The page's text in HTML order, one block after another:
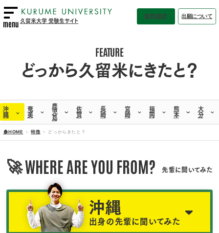
menu 久留米大学 受験生サイト
資料請求 出願について
FEATURE
どっから久留米にきたと？
沖
縄
奄
美
鹿
児
島
佐
賀
長
崎
宮
崎
福
岡
熊
本
大
分
🏠HOME 特徴 どっからきたと？
🚀WHERE ARE YOU FROM? 先輩に聞いてみた
沖縄
出身の先輩に聞いてみた